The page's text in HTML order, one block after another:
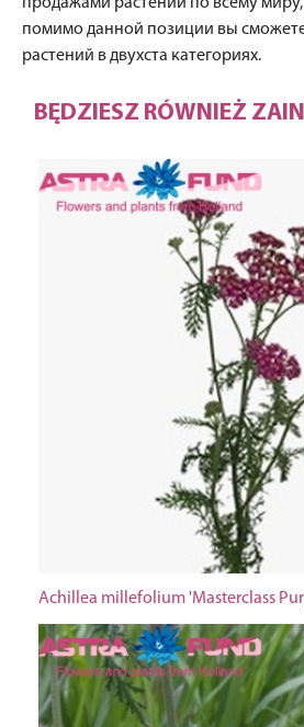
помимо данной позиции вы
растений в двухста категориях.
BĘDZIESZ RÓWNIEŻ
Achillea millefolium 'Masterclass